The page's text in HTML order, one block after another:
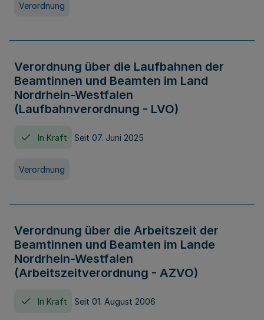
Verordnung
Verordnung über die Laufbahnen der
Beamtinnen und Beamten im Land
Nordrhein-Westfalen
(Laufbahnverordnung - LVO)
In Kraft Seit 07. Juni 2025
Verordnung
Verordnung über die Arbeitszeit der
Beamtinnen und Beamten im Lande
Nordrhein-Westfalen
(Arbeitszeitverordnung - AZVO)
In Kraft Seit 01. August 2006